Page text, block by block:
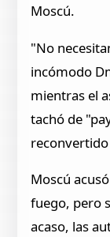
Moscú.
"No
incómodo
mientras el
tachó de
Moscú
fuego, pero
acaso, las